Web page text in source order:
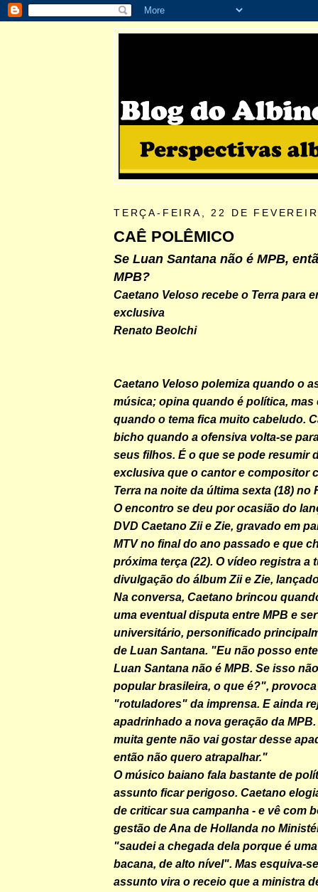
TERÇA-FEIRA, 22 DE
CAÊ POLÊMICO
Se Luan Santana não é MPB,
MPB?
Caetano Veloso recebe o Terra para
exclusiva
Renato Beolchi
Caetano Veloso polemiza quando o
música; opina quando é política, mas
quando o tema fica muito cabeludo.
bicho quando a ofensiva volta-se
seus filhos. É o que se pode resumir
exclusiva que o cantor e compositor
Terra na noite da última sexta (18) no
O encontro se deu por ocasião do
DVD Caetano Zii e Zie, gravado em
MTV no final do ano passado e que
próxima terça (22). O vídeo registra a
divulgação do álbum Zii e Zie,
Na conversa, Caetano brincou
uma eventual disputa entre MPB e
universitário, personificado
de Luan Santana. "Eu não posso
Luan Santana não é MPB. Se isso
popular brasileira, o que é?",
"rotuladores" da imprensa. E ainda
apadrinhado a nova geração da
muita gente não vai gostar desse
então não quero atrapalhar."
O músico baiano fala bastante de
assunto ficar perigoso. Caetano
de criticar sua campanha - e vê com
gestão de Ana de Hollanda no
"saudei a chegada dela porque é
bacana, de alto nível". Mas esquiva-
assunto vira o receio que a ministra